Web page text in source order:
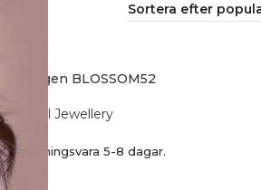
Örhängen BLOSSOM52
Nordahl Jewellery
425
Beställningsvara 5-8 dagar.